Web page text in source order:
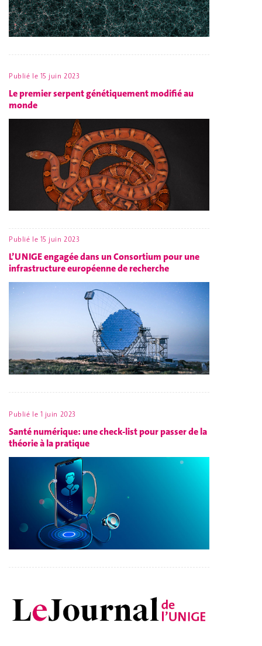
Publié le 15 juin 2023
Le premier serpent génétiquement modifié au
monde
Publié le 15 juin 2023
L’UNIGE engagée dans un Consortium pour une
infrastructure européenne de recherche
Publié le 1 juin 2023
Santé numérique: une check-list pour passer de la
théorie à la pratique